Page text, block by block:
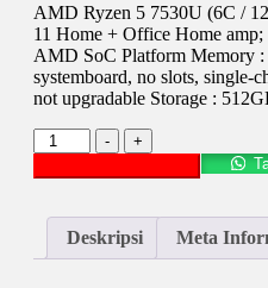
AMD Ryzen 5 7530U (6C /
11 Home + Office Home
AMD SoC Platform Memory
systemboard, no slots,
not upgradable Storage :
-
Kuantitas
LAPTOP
LENOVO
14ABR8-
82XL007BID
+
Deskripsi Meta